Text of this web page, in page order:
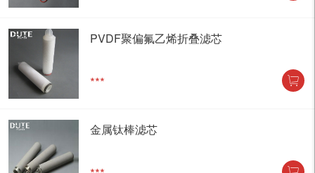
PVDF聚偏氟乙烯折叠滤芯
***
金属钛棒滤芯